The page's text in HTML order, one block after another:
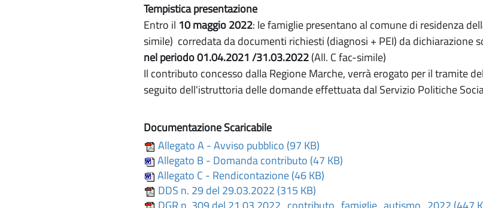
Tempistica presentazione
Entro il 10 maggio 2022: le famiglie presentano al comune di residenza
simile) corredata da documenti richiesti (diagnosi + PEI) da dichiarazione
nel periodo 01.04.2021 /31.03.2022(All. C fac-simile)
Il contributo concesso dalla Regione Marche, verrà erogato per il tramite
seguito dell'istruttoria delle domande effettuata dal Servizio Politiche
Documentazione Scaricabile
Allegato A - Avviso pubblico (97 KB)
Allegato B - Domanda contributo (47 KB)
Allegato C - Rendicontazione (46 KB)
DDS n. 29 del 29.03.2022 (315 KB)